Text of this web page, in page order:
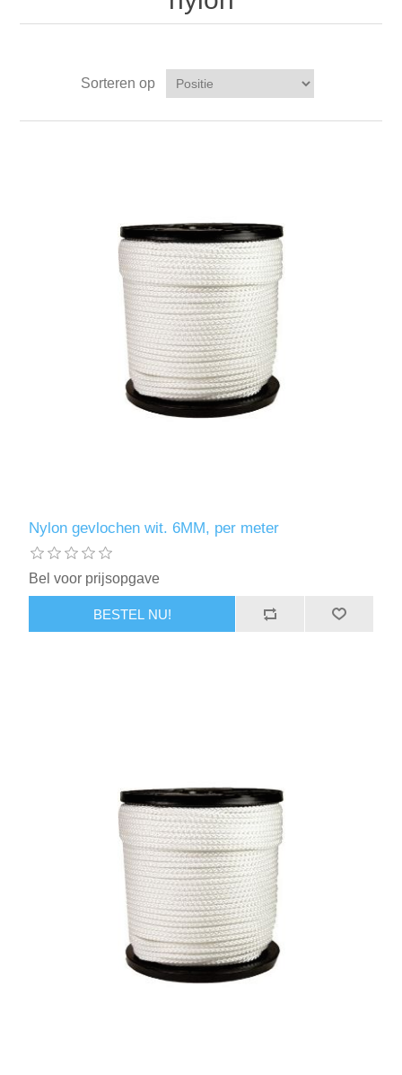
Sorteren op
Nylon gevlochen wit. 6MM, per meter
Bel voor prijsopgave
BESTEL NU!